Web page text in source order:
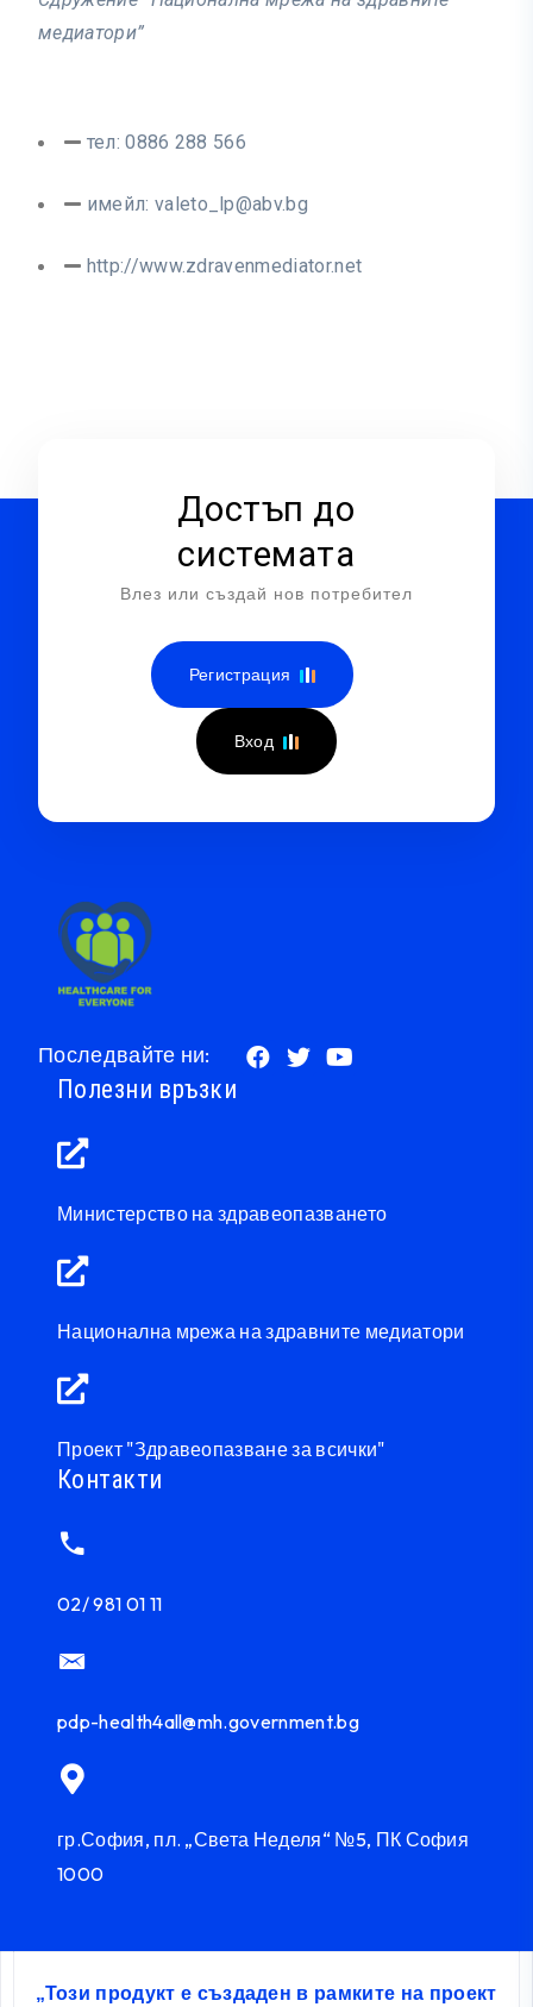
медиатори”
тел: 0886 288 566
имейл: valeto_lp@abv.bg
http://www.zdravenmediator.net
Достъп до
системата
Влез или създай нов потребител
Регистрация
Вход
Последвайте ни:
Полезни връзки
Министерство на здравеопазването
Национална мрежа на здравните медиатори
Проект "Здравеопазване за всички"
Контакти
02/ 981 01 11
pdp-health4all@mh.government.bg
гр.София, пл. „Света Неделя“ №5, ПК София
1000
„Този продукт е създаден в рамките на проект